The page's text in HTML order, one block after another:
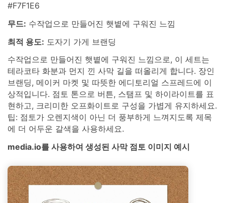
#F7F1E6
무드: 수작업으로 만들어진 햇볕에 구워진 느낌
최적 용도: 도자기 가게 브랜딩
수작업으로 만들어진 햇볕에 구워진 느낌으로, 이 세트는
테라코타 화분과 먼지 낀 사막 길을 떠올리게 합니다. 장인
브랜딩, 메이커 마켓 및 따뜻한 에디토리얼 스프레드에 이
상적입니다. 점토 톤으로 버튼, 스탬프 및 하이라이트를 표
현하고, 크리미한 오프화이트로 구성을 가볍게 유지하세요.
팁: 점토가 오렌지색이 아닌 더 풍부하게 느껴지도록 제목
에 더 어두운 갈색을 사용하세요.
media.io를 사용하여 생성된 사막 점토 이미지 예시